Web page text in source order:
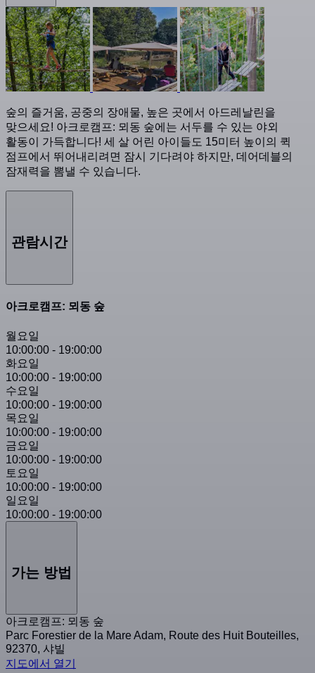
숲의 즐거움, 공중의 장애물, 높은 곳에서 아드레날린을
맞으세요! 아크로캠프: 뫼동 숲에는 서두를 수 있는 야외
활동이 가득합니다! 세 살 어린 아이들도 15미터 높이의 퀵
점프에서 뛰어내리려면 잠시 기다려야 하지만, 데어데블의
잠재력을 뽐낼 수 있습니다.
관람시간
아크로캠프: 뫼동 숲
월요일
10:00:00 - 19:00:00
화요일
10:00:00 - 19:00:00
수요일
10:00:00 - 19:00:00
목요일
10:00:00 - 19:00:00
금요일
10:00:00 - 19:00:00
토요일
10:00:00 - 19:00:00
일요일
10:00:00 - 19:00:00
가는 방법
아크로캠프: 뫼동 숲
Parc Forestier de la Mare Adam, Route des Huit Bouteilles,
92370, 샤빌
지도에서 열기